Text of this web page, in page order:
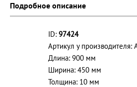
Подробное описание
ID: 97424
Артикул у производителя:
Длина: 900 мм
Ширина: 450 мм
Толщина: 10 мм